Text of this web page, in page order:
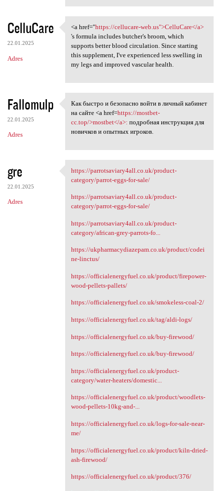
CelluCare
22.01.2025
Adres
<a href="https://cellucare
<a href="https://cellucare-web.us">CelluCare</a>
's formula includes butcher's broom, which
supports better blood circulation. Since starting
this supplement, I've experienced less swelling in
my legs and improved vascular health.
Fallomulp
22.01.2025
Adres
Как быстро и безопасно войти
Как быстро и безопасно войти в личный кабинет
на сайте <a href=https://mostbet-
cc.top/>mostbet</a>: подробная инструкция для
новичков и опытных игроков.
gre
22.01.2025
Adres
https://parrotsaviary4all.co
https://parrotsaviary4all.co.uk/product-
category/parrot-eggs-for-sale/
https://parrotsaviary4all.co.uk/product-
category/parrot-eggs-for-sale/
https://parrotsaviary4all.co.uk/product-
category/african-grey-parrots-fo...
https://ukpharmacydiazepam.co.uk/product/codei
ne-linctus/
https://officialenergyfuel.co.uk/product/firepower-
wood-pellets-pallets/
https://officialenergyfuel.co.uk/smokeless-coal-2/
https://officialenergyfuel.co.uk/tag/aldi-logs/
https://officialenergyfuel.co.uk/buy-firewood/
https://officialenergyfuel.co.uk/buy-firewood/
https://officialenergyfuel.co.uk/product-
category/water-heaters/domestic...
https://officialenergyfuel.co.uk/product/woodlets-
wood-pellets-10kg-and-...
https://officialenergyfuel.co.uk/logs-for-sale-near-
me/
https://officialenergyfuel.co.uk/product/kiln-dried-
ash-firewood/
https://officialenergyfuel.co.uk/product/376/